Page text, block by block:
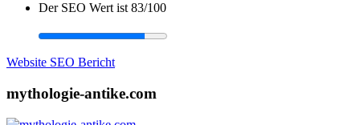
Der SEO Wert ist 83/100
Website SEO Bericht
mythologie-antike.com